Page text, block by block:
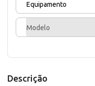
Equipamento
Modelo
Descrição